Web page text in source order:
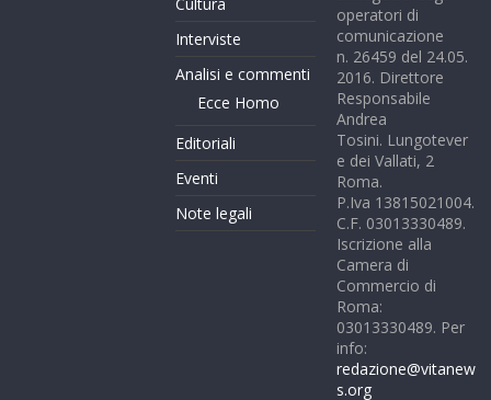
Interviste
Analisi e commenti
Ecce Homo
Editoriali
Eventi
Note legali
operatori di
comunicazione
n. 26459 del 24.05.
2016. Direttore
Responsabile
Andrea
Tosini. Lungotever
e dei Vallati, 2
Roma.
P.Iva 13815021004.
C.F. 03013330489.
Iscrizione alla
Camera di
Commercio di
Roma:
03013330489. Per
info:
redazione@vitanew
s.org